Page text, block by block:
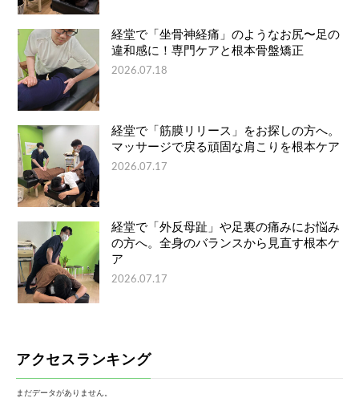
経堂で「坐骨神経痛」のようなお尻〜足の
違和感に！専門ケアと根本骨盤矯正
2026.07.18
経堂で「筋膜リリース」をお探しの方へ。
マッサージで戻る頑固な肩こりを根本ケア
2026.07.17
経堂で「外反母趾」や足裏の痛みにお悩み
の方へ。全身のバランスから見直す根本ケ
ア
2026.07.17
アクセスランキング
まだデータがありません。